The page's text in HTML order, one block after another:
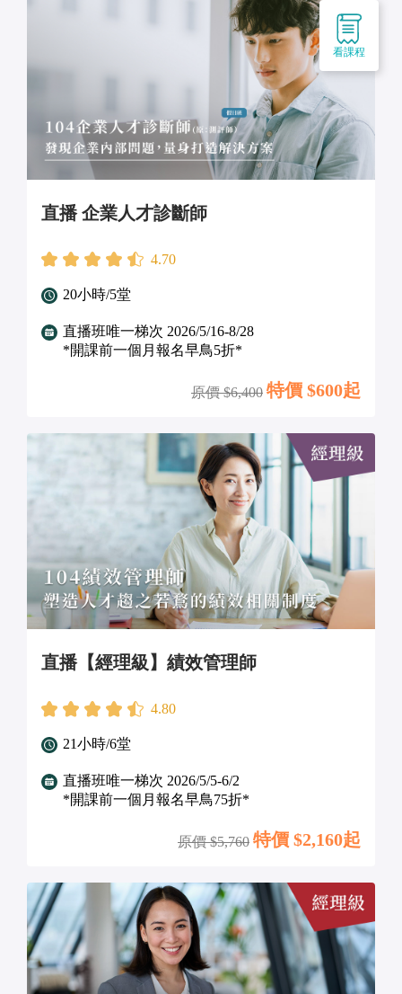
直播 企業人才診斷師
4.70
20小時/5堂
直播班唯一梯次 2026/5/16-8/28
*開課前一個月報名早鳥5折*
原價 $6,400 特價 $600起
直播【經理級】績效管理師
4.80
21小時/6堂
直播班唯一梯次 2026/5/5-6/2
*開課前一個月報名早鳥75折*
原價 $5,760 特價 $2,160起
看課程